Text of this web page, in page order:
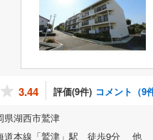
3.44 評価(9件) コメント（9
県湖西市鷲津
道本線「鷲津」駅 徒歩9分 他